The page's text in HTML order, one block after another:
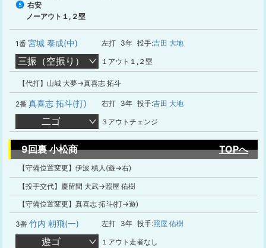
5
右安
ノーアウト１,２塁
1番 宮城 泰成(中) 左打 3年 投手:吉田 大地
三振（空振り） １アウト１,２塁
【代打】山城 大夢→真喜志 拓斗
2番 真喜志 拓斗(打) 右打 3年 投手:吉田 大地
二ゴ ３アウトチェンジ
9回裏 小松商 TOPへ
【守備位置変更】伊波 槙人(遊→右)
【投手交代】慶留間 大武→照屋 佑樹
【守備位置変更】真喜志 拓斗(打→遊)
3番 竹内 朝飛(一) 左打 3年 投手:照屋 佑樹
遊ゴ １アウト走者なし